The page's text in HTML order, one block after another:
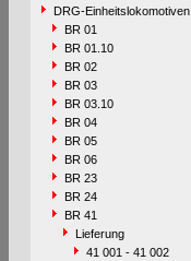
DRG-Einheitslokomotiven
BR 01
BR 01.10
BR 02
BR 03
BR 03.10
BR 04
BR 05
BR 06
BR 23
BR 24
BR 41
Lieferung
41 001 - 41 002